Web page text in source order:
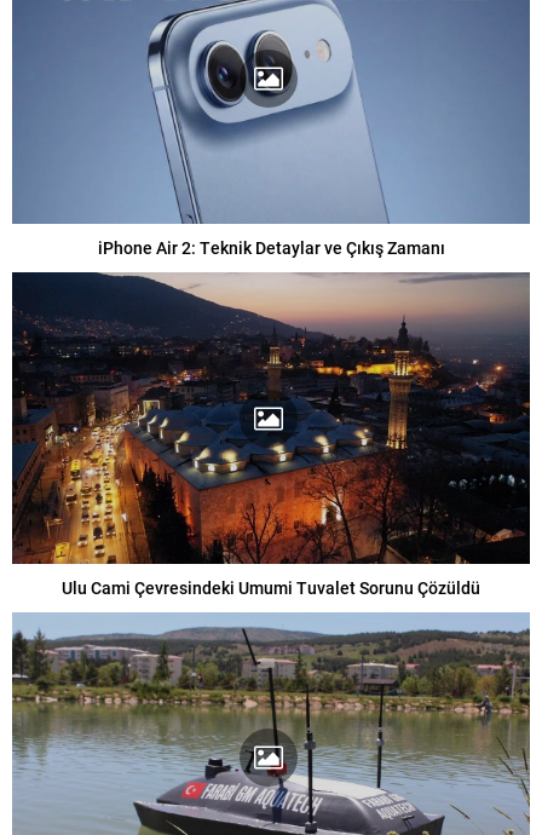
iPhone Air 2: Teknik Detaylar ve Çıkış Zamanı
Ulu Cami Çevresindeki Umumi Tuvalet Sorunu Çözüldü